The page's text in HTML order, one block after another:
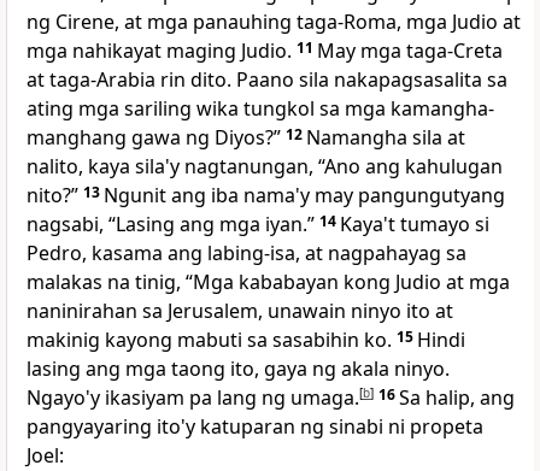
ng Cirene, at mga panauhing taga-Roma, mga Judio at
mga nahikayat maging Judio. 11 May mga taga-Creta
at taga-Arabia rin dito. Paano sila nakapagsasalita sa
ating mga sariling wika tungkol sa mga kamangha-
manghang gawa ng Diyos?” 12 Namangha sila at
nalito, kaya sila'y nagtanungan, “Ano ang kahulugan
nito?” 13 Ngunit ang iba nama'y may pangungutyang
nagsabi, “Lasing ang mga iyan.” 14 Kaya't tumayo si
Pedro, kasama ang labing-isa, at nagpahayag sa
malakas na tinig, “Mga kababayan kong Judio at mga
naninirahan sa Jerusalem, unawain ninyo ito at
makinig kayong mabuti sa sasabihin ko. 15 Hindi
lasing ang mga taong ito, gaya ng akala ninyo.
Ngayo'y ikasiyam pa lang ng umaga.[b] 16Sa halip, ang
pangyayaring ito'y katuparan ng sinabi ni propeta
Joel: